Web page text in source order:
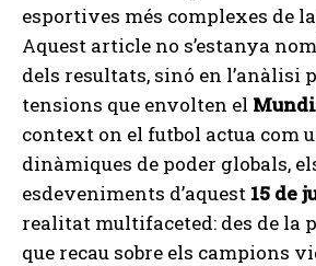
esportives més complexes de
Aquest article no s’estanya
dels resultats, sinó en l’anàlisi
tensions que envolten el
context on el futbol actua com
dinàmiques de poder globals,
esdeveniments d’aquest 15 de
realitat multifaceted: des de la
que recau sobre els campions